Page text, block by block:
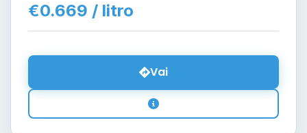
€0.669 / litro
Vai